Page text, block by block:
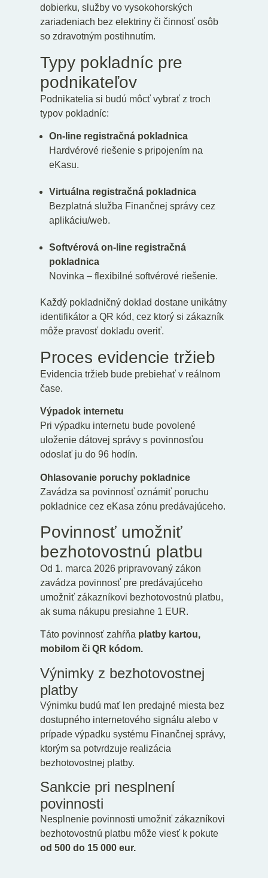
dobierku, služby vo vysokohorských
zariadeniach bez elektriny či činnosť osôb
so zdravotným postihnutím.
Typy pokladníc pre
podnikateľov
Podnikatelia si budú môcť vybrať z troch
typov pokladníc:
On-line registračná pokladnica
Hardvérové riešenie s pripojením na
eKasu.
Virtuálna registračná pokladnica
Bezplatná služba Finančnej správy cez
aplikáciu/web.
Softvérová on-line registračná
pokladnica
Novinka – flexibilné softvérové riešenie.
Každý pokladničný doklad dostane unikátny
identifikátor a QR kód, cez ktorý si zákazník
môže pravosť dokladu overiť.
Proces evidencie tržieb
Evidencia tržieb bude prebiehať v reálnom
čase.
Výpadok internetu
Pri výpadku internetu bude povolené
uloženie dátovej správy s povinnosťou
odoslať ju do 96 hodín.
Ohlasovanie poruchy pokladnice
Zavádza sa povinnosť oznámiť poruchu
pokladnice cez eKasa zónu predávajúceho.
Povinnosť umožniť
bezhotovostnú platbu
Od 1. marca 2026 pripravovaný zákon
zavádza povinnosť pre predávajúceho
umožniť zákazníkovi bezhotovostnú platbu,
ak suma nákupu presiahne 1 EUR.
Táto povinnosť zahŕňa platby kartou,
mobilom či QR kódom.
Výnimky z bezhotovostnej
platby
Výnimku budú mať len predajné miesta bez
dostupného internetového signálu alebo v
prípade výpadku systému Finančnej správy,
ktorým sa potvrdzuje realizácia
bezhotovostnej platby.
Sankcie pri nesplnení
povinnosti
Nesplnenie povinnosti umožniť zákazníkovi
bezhotovostnú platbu môže viesť k pokute
od 500 do 15 000 eur.